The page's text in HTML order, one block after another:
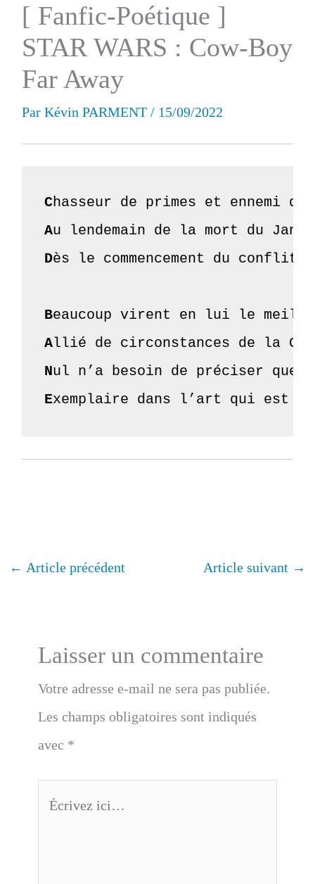
[ Fanfic-Poétique ]
STAR WARS : Cow-Boy
Far Away
Par Kévin PARMENT / 15/09/2022
C
A
Dès le commencement du conflit
B
A
N
Exemplaire dans l’art qui est
← Article précédent Article suivant →
Laisser un commentaire
Votre adresse e-mail ne sera pas publiée.
Les champs obligatoires sont indiqués
avec *